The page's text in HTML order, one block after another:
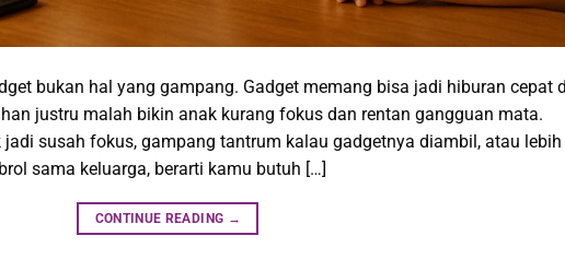
bukan hal yang gampang. Gadget memang bisa jadi hiburan cepat
justru malah bikin anak kurang fokus dan rentan gangguan mata.
susah fokus, gampang tantrum kalau gadgetnya diambil, atau lebih
sama keluarga, berarti kamu butuh […]
CONTINUE READING →